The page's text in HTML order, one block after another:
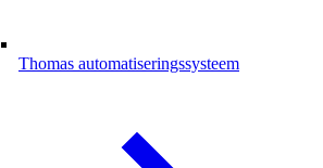
Thomas automatiseringssysteem